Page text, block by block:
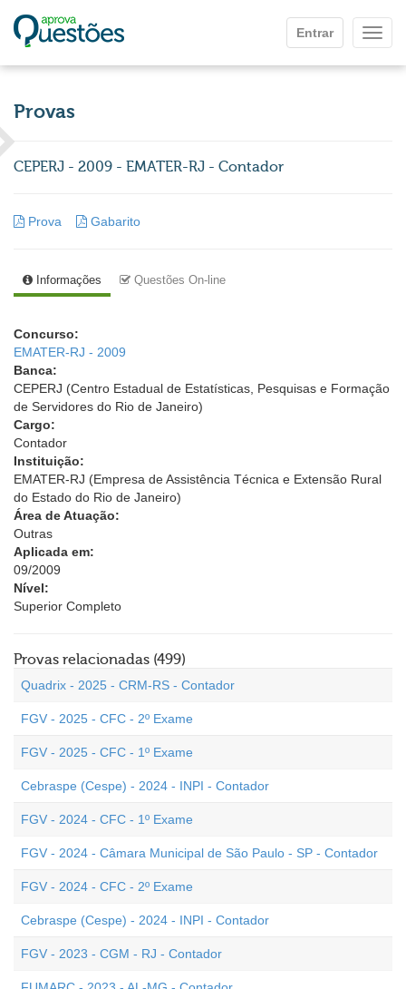
Entrar
Provas
CEPERJ - 2009 - EMATER-RJ - Contador
Prova Gabarito
Informações Questões On-line
Concurso:
EMATER-RJ - 2009
Banca:
CEPERJ (Centro Estadual de Estatísticas, Pesquisas e Formação
de Servidores do Rio de Janeiro)
Cargo:
Contador
Instituição:
EMATER-RJ (Empresa de Assistência Técnica e Extensão Rural
do Estado do Rio de Janeiro)
Área de Atuação:
Outras
Aplicada em:
09/2009
Nível:
Superior Completo
Provas relacionadas (499)
Quadrix - 2025 - CRM-RS - Contador
FGV - 2025 - CFC - 2º Exame
FGV - 2025 - CFC - 1º Exame
Cebraspe (Cespe) - 2024 - INPI - Contador
FGV - 2024 - CFC - 1º Exame
FGV - 2024 - Câmara Municipal de São Paulo - SP - Contador
FGV - 2024 - CFC - 2º Exame
Cebraspe (Cespe) - 2024 - INPI - Contador
FGV - 2023 - CGM - RJ - Contador